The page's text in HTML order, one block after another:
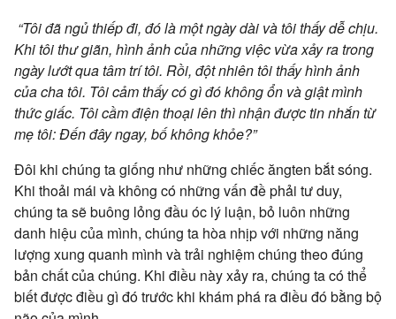
“Tôi đã ngủ thiếp đi, đó là một ngày dài và tôi thấy dễ chịu.
Khi tôi thư giãn, hình ảnh của những việc vừa xảy ra trong
ngày lướt qua tâm trí tôi. Rồi, đột nhiên tôi thấy hình ảnh
của cha tôi. Tôi cảm thấy có gì đó không ổn và giật mình
thức giấc. Tôi cầm điện thoại lên thì nhận được tin nhắn từ
mẹ tôi: Đến đây ngay, bố không khỏe?”
Đôi khi chúng ta giống như những chiếc ăngten bắt sóng.
Khi thoải mái và không có những vấn đề phải tư duy,
chúng ta sẽ buông lỏng đầu óc lý luận, bỏ luôn những
danh hiệu của mình, chúng ta hòa nhịp với những năng
lượng xung quanh mình và trải nghiệm chúng theo đúng
bản chất của chúng. Khi điều này xảy ra, chúng ta có thể
biết được điều gì đó trước khi khám phá ra điều đó bằng bộ